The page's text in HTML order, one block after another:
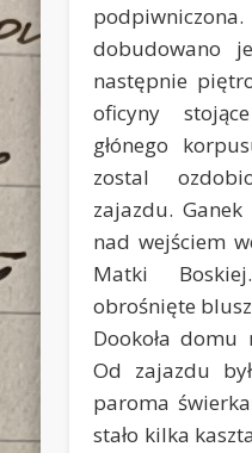
dobudowano
następnie
oficyny
głónego
zostal
zajazdu.
nad wejściem
Matki
obrośnięte
Dookoła domu
Od zajazdu
paroma
stało kilka